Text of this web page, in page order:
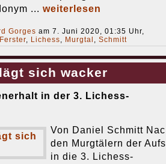
... weiterlesen
Gorges am 7. Juni 2020, 01:35 Uhr,
Ferster, Lichess, Murgtal , Schmitt
sich wacker
in der 3. Lichess-
Von Daniel Schmitt
den Murgtälern der
in die 3. Lichess-